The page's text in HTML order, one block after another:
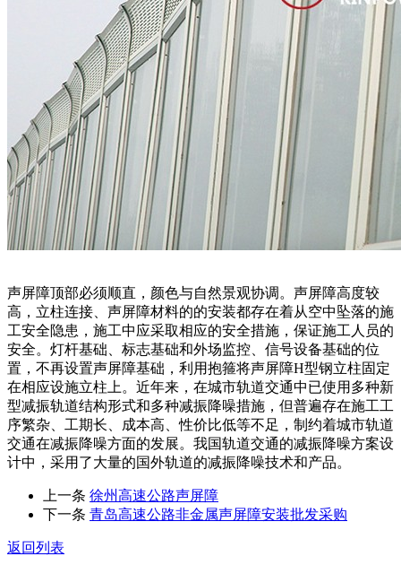
声屏障顶部必须顺直，颜色与自然景观协调。声屏障高度较
高，立柱连接、声屏障材料的的安装都存在着从空中坠落的施
工安全隐患，施工中应采取相应的安全措施，保证施工人员的
安全。灯杆基础、标志基础和外场监控、信号设备基础的位
置，不再设置声屏障基础，利用抱箍将声屏障H型钢立柱固定
在相应设施立柱上。近年来，在城市轨道交通中已使用多种新
型减振轨道结构形式和多种减振降噪措施，但普遍存在施工工
序繁杂、工期长、成本高、性价比低等不足，制约着城市轨道
交通在减振降噪方面的发展。我国轨道交通的减振降噪方案设
计中，采用了大量的国外轨道的减振降噪技术和产品。
上一条 徐州高速公路声屏障
下一条 青岛高速公路非金属声屏障安装批发采购
返回列表